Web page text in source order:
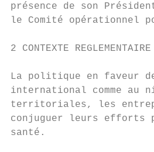
présence de son
le Comité
2 CONTEXTE
La politique en faveur
international comme
territoriales, les
conjuguer leurs efforts
santé.